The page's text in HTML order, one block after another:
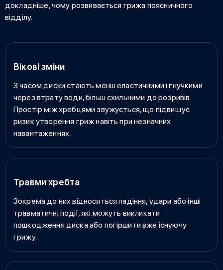
докладніше, чому розвивається грижа поясничного
відділу.
Вікові зміни
З часом диски стають менш еластичними і гнучкими
через втрату води, більш схильними до розривів.
Простір між хребцями звужується, що підвищує
ризик утворення гриж навіть при незначних
навантаженнях.
Травми хребта
Зокрема до них відносяться падіння, удари або інші
травматичні події, які можуть викликати
пошкодження диска або погіршити вже існуючу
грижу.